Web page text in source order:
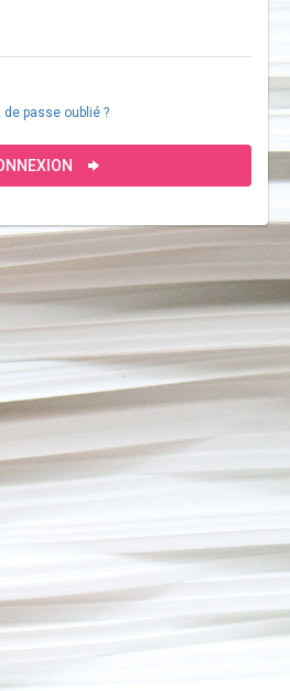
de passe oublié ?